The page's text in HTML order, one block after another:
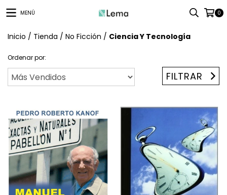
MENÚ 0
Inicio / Tienda / No Ficción / Ciencia Y Tecnología
Ordenar por:
FILTRAR